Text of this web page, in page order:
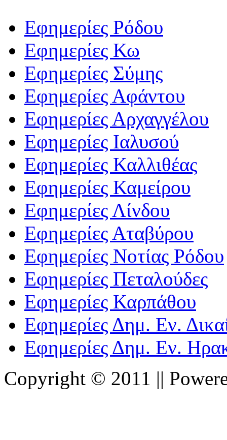
Εφημερίες Ρόδου
Εφημερίες Κω
Εφημερίες Σύμης
Εφημερίες Αφάντου
Εφημερίες Αρχαγγέλου
Εφημερίες Ιαλυσού
Εφημερίες Καλλιθέας
Εφημερίες Καμείρου
Εφημερίες Λίνδου
Εφημερίες Αταβύρου
Εφημερίες Νοτίας Ρόδου
Εφημερίες Πεταλούδες
Εφημερίες Καρπάθου
Εφημερίες Δημ. Εν.
Εφημερίες Δημ. Εν.
Copyright © 2011 ||